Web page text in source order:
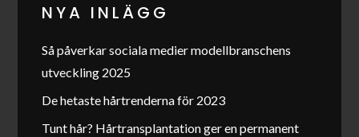
NYA INLÄGG
Så påverkar sociala medier modellbranschens
utveckling 2025
De hetaste hårtrenderna för 2023
Tunt hår? Hårtransplantation ger en permanent